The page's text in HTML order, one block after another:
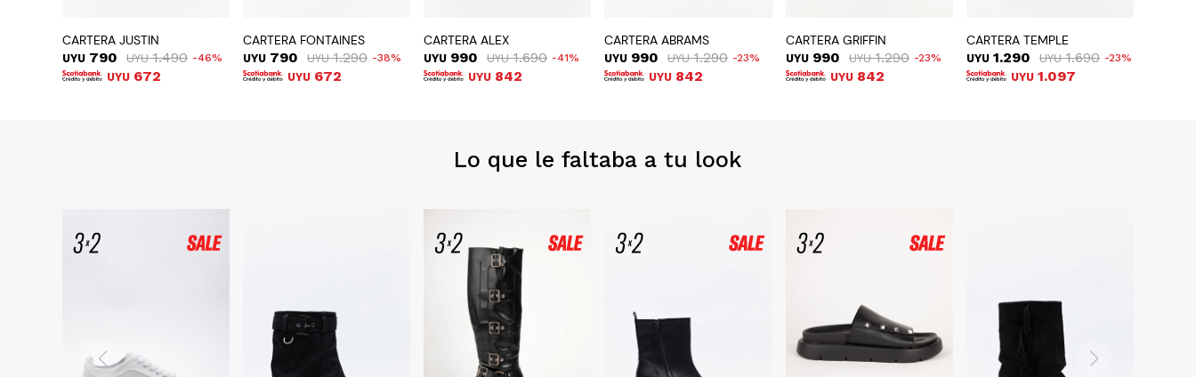
CARTERA JUSTIN
UYU 790 UYU 1.490 46
UYU 672
CARTERA FONTAINES
UYU 790 UYU 1.290 38
UYU 672
CARTERA ALEX
UYU 990 UYU 1.690 41
UYU 842
CARTERA ABRAMS
UYU 990 UYU 1.290 23
UYU 842
CARTERA GRIFFIN
UYU 990 UYU 1.290 23
UYU 842
CARTERA TEMPLE
UYU 1.290 UYU 1.690 23
UYU 1.097
Lo que le faltaba a tu look